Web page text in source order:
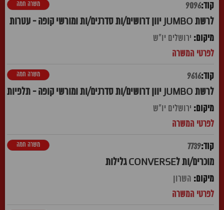
9096
לרשת JUMBO יוון דרושים/ות סדרנים/ות ומורשי קופה - עטרות
משרה חמה
ירושלים יו"ש
9616
לרשת JUMBO יוון דרושים/ות סדרנים/ות ומורשי קופה - תלפיות
משרה חמה
ירושלים יו"ש
7739
מוכרים/ות לCONVERSE גלילות
משרה חמה
השרון